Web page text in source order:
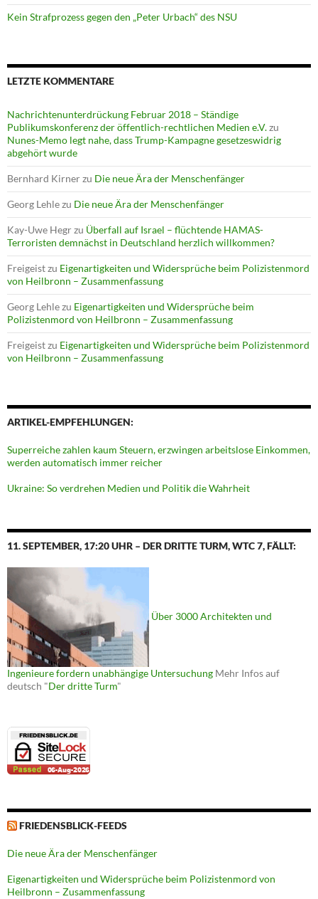
Kein Strafprozess gegen den „Peter Urbach“ des NSU
LETZTE KOMMENTARE
Nachrichtenunterdrückung Februar 2018 – Ständige
Publikumskonferenz der öffentlich-rechtlichen Medien e.V.zu
Nunes-Memo legt nahe, dass Trump-Kampagne gesetzeswidrig
abgehört wurde
Bernhard Kirnerzu Die neue Ära der Menschenfänger
Georg Lehlezu Die neue Ära der Menschenfänger
Kay-Uwe Hegrzu Überfall auf Israel – flüchtende HAMAS-
Terroristen demnächst in Deutschland herzlich willkommen?
Freigeistzu Eigenartigkeiten und Widersprüche beim Polizistenmord
von Heilbronn – Zusammenfassung
Georg Lehlezu Eigenartigkeiten und Widersprüche beim
Polizistenmord von Heilbronn – Zusammenfassung
Freigeistzu Eigenartigkeiten und Widersprüche beim Polizistenmord
von Heilbronn – Zusammenfassung
ARTIKEL-EMPFEHLUNGEN:
Superreiche zahlen kaum Steuern, erzwingen arbeitslose Einkommen,
werden automatisch immer reicher
Ukraine: So verdrehen Medien und Politik die Wahrheit
11. SEPTEMBER, 17:20 UHR – DER DRITTE TURM, WTC 7, FÄLLT:
Über 3000 Architekten und
Ingenieure fordern unabhängige Untersuchung Mehr Infos auf
deutsch "Der dritte Turm"
FRIEDENSBLICK-FEEDS
Die neue Ära der Menschenfänger
Eigenartigkeiten und Widersprüche beim Polizistenmord von
Heilbronn – Zusammenfassung